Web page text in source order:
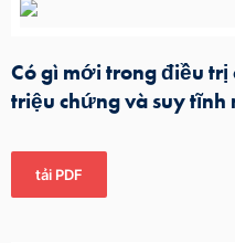
Có gì mới trong điều trị
triệu chứng và suy tĩnh
tải PDF